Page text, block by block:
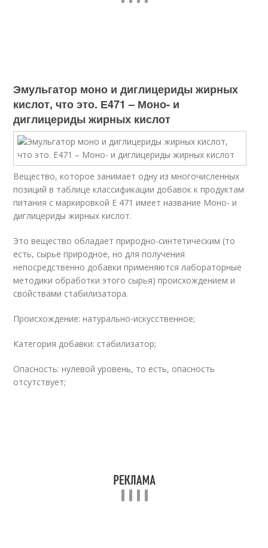
Эмульгатор моно и диглицериды жирных
кислот, что это. Е471 – Моно- и
диглицериды жирных кислот
Вещество, которое занимает одну из многочисленных
позиций в таблице классификации добавок к продуктам
питания с маркировкой Е 471 имеет название Моно- и
диглицериды жирных кислот.
Это вещество обладает природно-синтетическим (то
есть, сырье природное, но для получения
непосредственно добавки применяются лабораторные
методики обработки этого сырья) происхождением и
свойствами стабилизатора.
Происхождение: натурально-искусственное;
Категория добавки: стабилизатор;
Опасность: нулевой уровень, то есть, опасность
отсутствует;